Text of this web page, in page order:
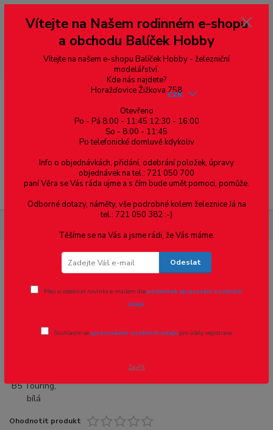
--- pro zákazníky ze Slovenska a jiných zemí, pokud chcete platit v eurech
přepněte si e-shop na euro 💶 pro přepočet měny - pravý horní roh ---
dobírky – pokud si z nějakého důvodu zásilku nevyzvednete, bude po
domluvě zaslána znovu s opětovnou platbou za poštovné, v opačném
případě bude zrušena a účet přidán na blacklist a rušeny následující
objednávky.
Menu
CZK
H0 - BMW Alpina B5 Touring, bílá
Novinka
Ohodnotit produkt
Vítejte na Našem rodinném e-shopu
a obchodu Balíček Hobby
Vítejte na našem e-shopu Balíček Hobby - železniční
modelářství.
Kde nás najdete?
Horažďovice Žižkova 758
Otevřeno
Po - Pá 8:00 - 11:45 12:30 - 16:00
So - 8:00 - 11:45
Po telefonické domluvě kdykoliv
Info o objednávkách, přidání, odebrání položek, úpravy
objednávek na tel.: 721 050 700
paní Věra se Vás ráda ujme a s čím bude umět pomoci, pomůže.
Odborné dotazy, náměty, vše podrobné kolem železnice Já na
tel.: 721 050 382 :-)
Těšíme se na Vás a jsme rádi, že Vás máme.
Odeslat
Přeji si odebírat novinky e-mailem dlepodmínek zpracování osobních
údajů.
Souhlasím se zpracováním osobních údajů pro účely registrace.
Zavřít